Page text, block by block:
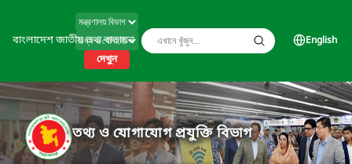
বাংলাদেশ জাতীয় তথ্য বাতায়ন
দেখুন
English
তথ্য ও যোগাযোগ প্রযুক্তি বিভাগ